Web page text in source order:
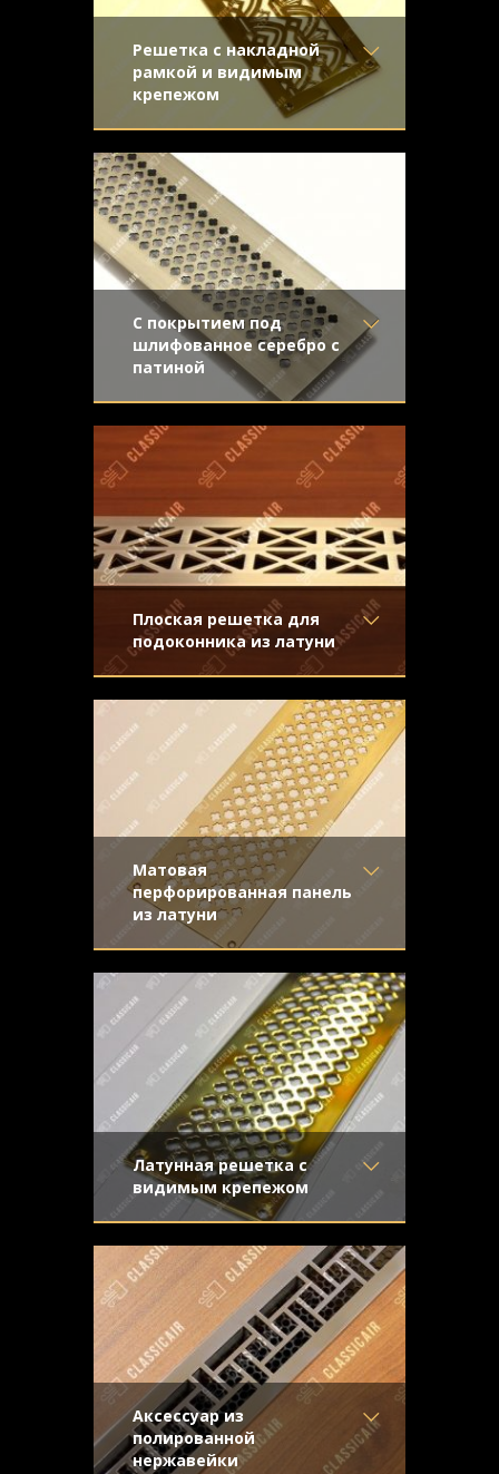
Решетка с накладной
рамкой и видимым
крепежом
Материал- Латунь
Отделка- Полированная
латунь
Узор-
Конструкция
- С накладной
рамкой
ампирным узором
С покрытием под
шлифованное серебро с
патиной
Материал- Обычная сталь
Отделка- Шлифованная
нержавейка
Узор
- Крестоцвет
Конструкция
- С отбортовкой
направленной шлифовкой патины
Плоская решетка для
подоконника из латуни
Материал- Латунь
Отделка- Шлифованная
Узор
- Треугольники
- Плоская
рисунком и матовой золотистой
поверхностью
Матовая
перфорированная панель
из латуни
Материал- Латунь
Отделка- Шлифованная
латунь
Узор
- Сетка со звёздами
Конструкция- Плоская
матовым лаком. Орнамент "Сетка со
звездами"
Латунная решетка с
видимым крепежом
Материал- Латунь
Отделка- Полированная
латунь
Узор
- Крестоцвет
Конструкция
- Плоская
латуни. В комплекте идут монтажные
саморезы
Аксессуар из
полированной
нержавейки